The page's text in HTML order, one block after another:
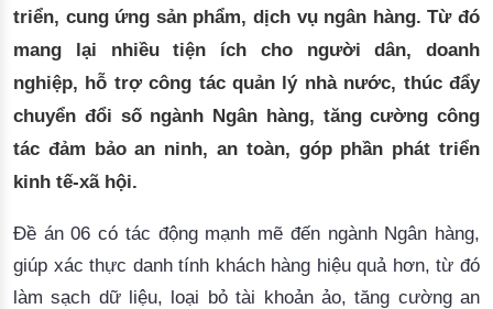
triển, cung ứng sản phẩm, dịch vụ ngân hàng. Từ đó
mang lại nhiều tiện ích cho người dân, doanh
nghiệp, hỗ trợ công tác quản lý nhà nước, thúc đẩy
chuyển đổi số ngành Ngân hàng, tăng cường công
tác đảm bảo an ninh, an toàn, góp phần phát triển
kinh tế-xã hội.
Đề án 06 có tác động mạnh mẽ đến ngành Ngân hàng,
giúp xác thực danh tính khách hàng hiệu quả hơn, từ đó
làm sạch dữ liệu, loại bỏ tài khoản ảo, tăng cường an